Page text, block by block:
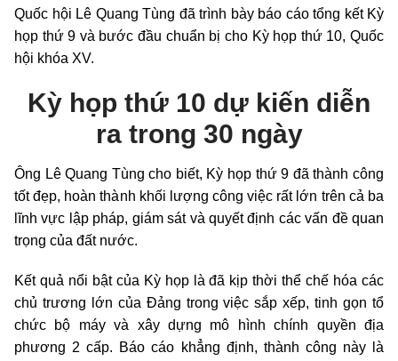
Quốc hội Lê Quang Tùng đã trình bày báo cáo tổng kết Kỳ
họp thứ 9 và bước đầu chuẩn bị cho Kỳ họp thứ 10, Quốc
hội khóa XV.
Kỳ họp thứ 10 dự kiến diễn
ra trong 30 ngày
Ông Lê Quang Tùng cho biết, Kỳ họp thứ 9 đã thành công
tốt đẹp, hoàn thành khối lượng công việc rất lớn trên cả ba
lĩnh vực lập pháp, giám sát và quyết định các vấn đề quan
trọng của đất nước.
Kết quả nổi bật của Kỳ họp là đã kịp thời thể chế hóa các
chủ trương lớn của Đảng trong việc sắp xếp, tinh gọn tổ
chức bộ máy và xây dựng mô hình chính quyền địa
phương 2 cấp. Báo cáo khẳng định, thành công này là